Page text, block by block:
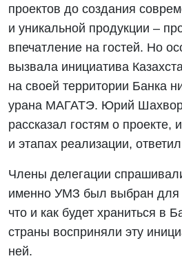
проектов до создания
и уникальной продукции –
впечатление на гостей. Но
вызвала инициатива
на своей территории Банка
урана МАГАТЭ. Юрий
рассказал гостям о проекте,
и этапах реализации,
Члены делегации
именно УМЗ был выбран для
что и как будет храниться в
страны восприняли эту
ней.